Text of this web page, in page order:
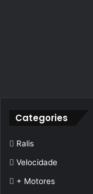
Categories
Ralis
Velocidade
+ Motores